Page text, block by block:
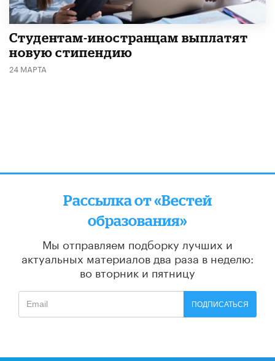
Студентам-иностранцам выплатят
новую стипендию
24 МАРТА
Рассылка от «Вестей
образования»
Мы отправляем подборку лучших и
актуальных материалов два раза в неделю:
во вторник и пятницу
ПОДПИСАТЬСЯ